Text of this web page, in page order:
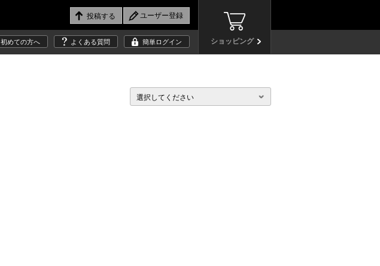
ショッピング
初めての方へ よくある質問 簡単ログイン
選択してください